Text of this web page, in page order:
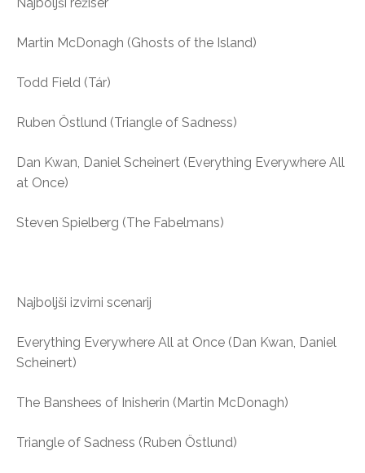
Martin McDonagh (Ghosts of the Island)
Todd Field (Tár)
Ruben Östlund (Triangle of Sadness)
Dan Kwan, Daniel Scheinert (Everything Everywhere All
at Once)
Steven Spielberg (The Fabelmans)
Najboljši izvirni scenarij
Everything Everywhere All at Once (Dan Kwan, Daniel
Scheinert)
The Banshees of Inisherin (Martin McDonagh)
Triangle of Sadness (Ruben Östlund)